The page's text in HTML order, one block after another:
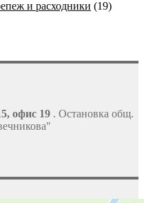
и расходники (19)
офис 19 . Остановка общ.